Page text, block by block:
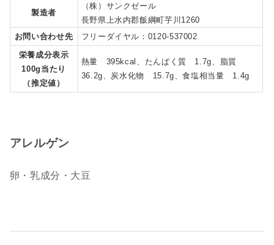
製造者
（株）サンクゼール
長野県上水内郡飯綱町芋川1260
お問い合わせ先
フリーダイヤル：0120-537002
栄養成分表示
100g当たり
（推定値）
熱量 395kcal、たんぱく質 1.7g、脂質
36.2g、炭水化物 15.7g、食塩相当量 1.4g
アレルゲン
卵・乳成分・大豆